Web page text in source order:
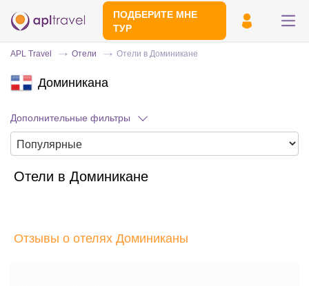
ПОДБЕРИТЕ МНЕ
ТУР
минут
APL Travel Отели Отели в Доминикане
Доминикана
Дополнительные фильтры
Отели в Доминикане
Отзывы о отелях Доминиканы